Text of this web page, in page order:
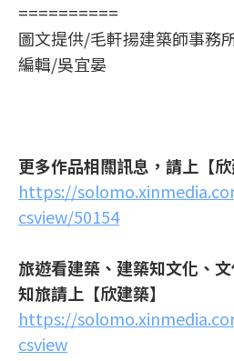
==========
圖文提供/毛軒揚建築師事務
編輯/吳宜晏
更多作品相關訊息，請上【欣
https://
csview/50154
旅遊看建築、建築知文化、
知旅請上【欣建築】
https://
csview